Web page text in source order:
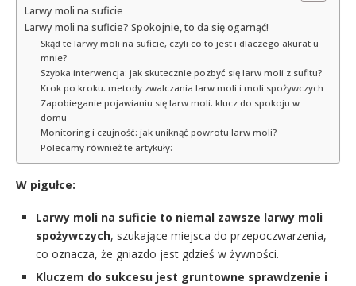
Larwy moli na suficie
Larwy moli na suficie? Spokojnie, to da się ogarnąć!
Skąd te larwy moli na suficie, czyli co to jest i dlaczego akurat u
mnie?
Szybka interwencja: jak skutecznie pozbyć się larw moli z sufitu?
Krok po kroku: metody zwalczania larw moli i moli spożywczych
Zapobieganie pojawianiu się larw moli: klucz do spokoju w
domu
Monitoring i czujność: jak uniknąć powrotu larw moli?
Polecamy również te artykuły:
W pigułce:
Larwy moli na suficie to niemal zawsze larwy moli
spożywczych, szukające miejsca do przepoczwarzenia,
co oznacza, że gniazdo jest gdzieś w żywności.
Kluczem do sukcesu jest gruntowne sprawdzenie i